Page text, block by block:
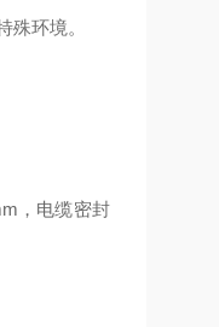
环境。
，电缆密封